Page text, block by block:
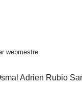
plus récents
webmestre
Adrien Rubio